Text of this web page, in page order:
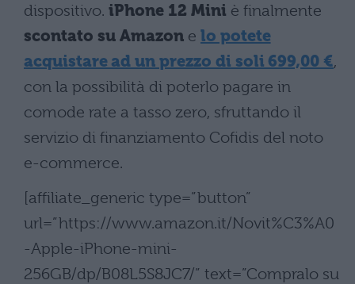
dispositivo. iPhone 12 Mini è finalmente
scontato su Amazon e lo potete
acquistare ad un prezzo di soli 699,00 €,
con la possibilità di poterlo pagare in
comode rate a tasso zero, sfruttando il
servizio di finanziamento Cofidis del noto
e-commerce.
[affiliate_generic type=”button”
url=”https://www.amazon.it/Novit%C3%A0
-Apple-iPhone-mini-
256GB/dp/B08L5S8JC7/” text=”Compralo su